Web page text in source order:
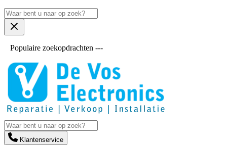
Populaire zoekopdrachten ---
Klantenservice